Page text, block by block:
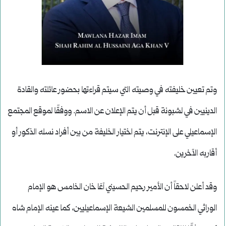
وتم تعيين خليفته في وصيته التي سيتم قراءتها بحضور عائلته والقادة
الدينيين في لشبونة قبل أن يتم الإعلان عن الاسم. ووفقًا لموقع المجتمع
الإسماعيلي على الإنترنت، يتم اختيار الخليفة من بين أفراد نسله الذكور أو
أقاربه الآخرين.
وقد أعلن لاحقاً أن الأمير رحيم الحسيني آغا خان الخامس هو الإمام
الوراثي الخمسون للمسلمين الشيعة الإسماعيليين، كما عينه الإمام شاه